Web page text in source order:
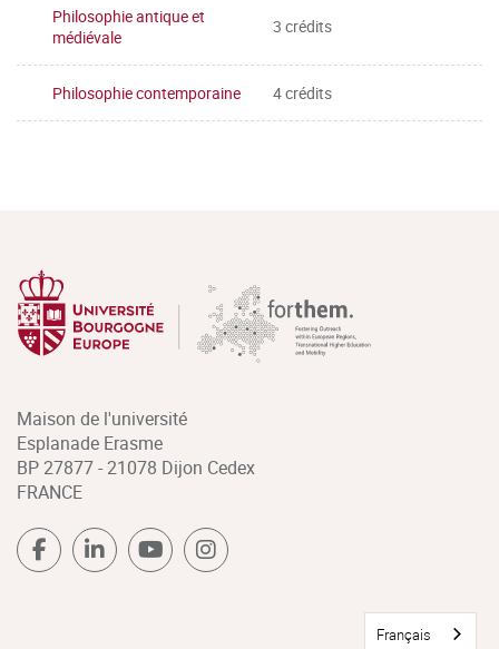
Philosophie antique et
médiévale
3 crédits
Philosophie contemporaine 4 crédits
Maison de l'université
Esplanade Erasme
BP 27877 - 21078 Dijon Cedex
FRANCE
Français